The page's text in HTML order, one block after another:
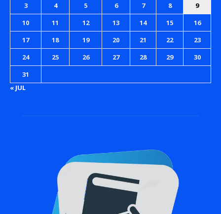
3
4 5 6 7 8
9
10
11 12 13 14 15
16
17
18 19 20 21 22
23
24
25 26 27 28 29
30
31
« JUL